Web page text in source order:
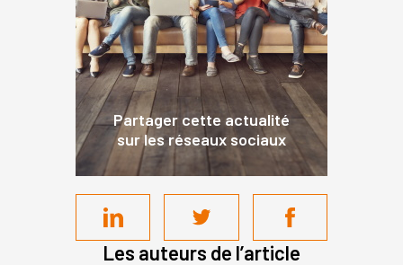
Partager cette actualité
sur les réseaux sociaux
Les auteurs de l’article